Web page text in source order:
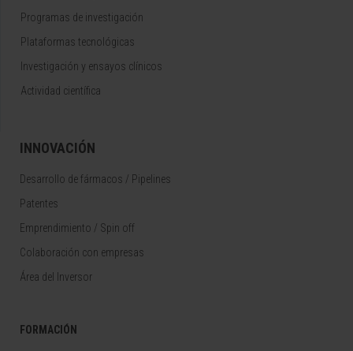
Programas de investigación
Plataformas tecnológicas
Investigación y ensayos clínicos
Actividad científica
INNOVACIÓN
Desarrollo de fármacos / Pipelines
Patentes
Emprendimiento / Spin off
Colaboración con empresas
Área del Inversor
FORMACIÓN